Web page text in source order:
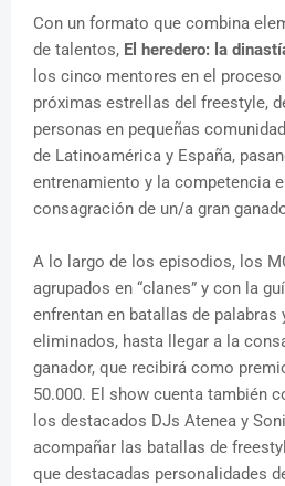
Con un formato que combina
de talentos, El heredero: la
los cinco mentores en el
próximas estrellas del freestyle,
personas en pequeñas
de Latinoamérica y España,
entrenamiento y la competencia
consagración de un/a gran
A lo largo de los episodios, los
agrupados en “clanes” y con la
enfrentan en batallas de
eliminados, hasta llegar a la
ganador, que recibirá como
50.000. El show cuenta también
los destacados DJs Atenea y
acompañar las batallas de
que destacadas personalidades